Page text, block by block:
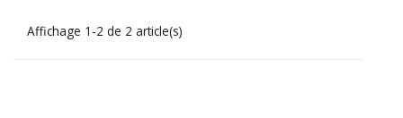
Affichage 1-2 de 2 article(s)